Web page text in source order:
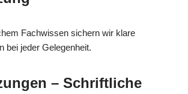
Fachwissen sichern wir klare
bei jeder Gelegenheit.
– Schriftliche